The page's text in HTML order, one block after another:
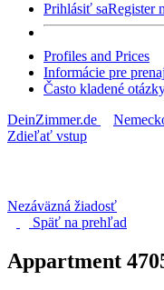
Prihlásiť saRegister
Profiles and Prices
Informácie pre
Často kladené
DeinZimmer.de
Zdieľať vstup
Nezáväzná žiadosť
Späť na prehľad
Appartment